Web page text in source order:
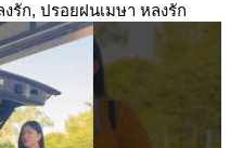
รัก, ปรอยฝนเมษา หลงรัก